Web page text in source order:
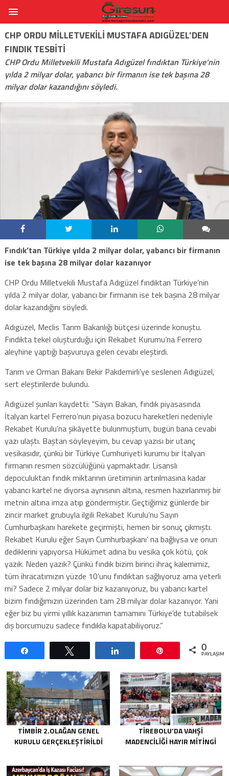
CHP ORDU MILLETVEKILI MUSTAFA ADIGÜZEL’DEN
FINDIK TESBITI
CHP Ordu Milletvekili Mustafa Adıgüzel fındıktan Türkiye’nin
yılda 2 milyar dolar, yabancı bir firmanın ise tek başına 28
milyar dolar kazandığını söyledi.
Fındık’tan Türkiye yılda 2 milyar dolar, yabancı bir firmanın
ise tek başına 28 milyar dolar kazanıyor
CHP Ordu Milletvekili Mustafa Adıgüzel fındıktan Türkiye’nin
yılda 2 milyar dolar, yabancı bir firmanın ise tek başına 28 milyar
dolar kazandığını söyledi.
Adıgüzel, Meclis Tarım Bakanlığı bütçesi üzerinde konuştu.
Fındıkta tekel oluşturduğu için Rekabet Kurumu’na Ferrero
aleyhine yaptığı başvuruya gelen cevabı eleştirdi.
Tarım ve Orman Bakanı Bekir Pakdemirli’ye seslenen Adıgüzel,
sert eleştirilerde bulundu.
Adıgüzel şunları kaydetti: “Sayın Bakan, fındık piyasasında
İtalyan kartel Ferrero’nun piyasa bozucu hareketleri nedeniyle
Rekabet Kurulu’na şikâyette bulunmuştum, bugün bana cevabi
yazı ulaştı. Baştan söyleyeyim, bu cevap yazısı bir utanç
vesikasıdır, çünkü bir Türkiye Cumhuriyeti kurumu bir İtalyan
firmanın resmen sözcülüğünü yapmaktadır. Lisanslı
depoculuktan fındık miktarının üretiminin artırılmasına kadar
yabancı kartel ne diyorsa aynısının altına, resmen hazırlanmış bir
metnin altına imza atıp göndermiştir. Geçtiğimiz günlerde bir
zincir market grubuyla ilgili Rekabet Kurulu’nu Sayın
Cumhurbaşkanı harekete geçirmişti, hemen bir sonuç çıkmıştı.
Rekabet Kurulu eğer Sayın Cumhurbaşkanı’ na bağlıysa ve onun
dediklerini yapıyorsa Hükümet adına bu vesika çok kötü, çok
yazık. Neden yazık? Çünkü fındık bizim birinci ihraç kalemimiz,
tüm ihracatımızın yüzde 10’unu fındıktan sağlıyoruz ama yeterli
mi? Sadece 2 milyar dolar biz kazanıyoruz, bu yabancı kartel
bizim fındığımızın üzerinden tam 28 milyar dolar kazanıyor. Yani
eğer biz bu yirmi yıllık kazanımın tamamını Türkiye’de tutabilsek
dış borcumuzu sadece fındıkla kapatabiliyoruz.”
0
TİMBİR 2.OLAĞAN GENEL
KURULU GERÇEKLEŞTIRILDI
TIREBOLU’DA VAHŞI
MADENCILIĞI HAYIR MITINGI